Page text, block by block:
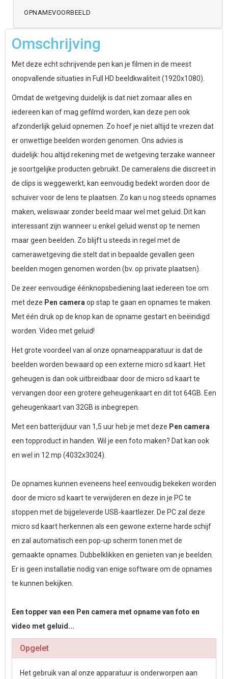
OPNAMEVOORBEELD
Omschrijving
Met deze echt schrijvende pen kan je filmen in de meest
onopvallende situaties in Full HD beeldkwaliteit (1920x1080).
Omdat de wetgeving duidelijk is dat niet zomaar alles en
iedereen kan of mag gefilmd worden, kan deze pen ook
afzonderlijk geluid opnemen. Zo hoef je niet altijd te vrezen dat
er onwettige beelden worden genomen. Ons advies is
duidelijk: hou altijd rekening met de wetgeving terzake wanneer
je soortgelijke producten gebruikt. De cameralens die discreet in
de clips is weggewerkt, kan eenvoudig bedekt worden door de
schuiver voor de lens te plaatsen. Zo kan u nog steeds opnames
maken, weliswaar zonder beeld maar wel met geluid. Dit kan
interessant zijn wanneer u enkel geluid wenst op te nemen
maar geen beelden. Zo blijft u steeds in regel met de
camerawetgeving die stelt dat in bepaalde gevallen geen
beelden mogen genomen worden (bv. op private plaatsen).
De zeer eenvoudige éénknopsbediening laat iedereen toe om
met deze Pen camera op stap te gaan en opnames te maken.
Met één druk op de knop kan de opname gestart en beëindigd
worden. Video met geluid!
Het grote voordeel van al onze opnameapparatuur is dat de
beelden worden bewaard op een externe micro sd kaart. Het
geheugen is dan ook uitbreidbaar door de micro sd kaart te
vervangen door een grotere geheugenkaart en dit tot 64GB. Een
geheugenkaart van 32GB is inbegrepen.
Met een batterijduur van 1,5 uur heb je met deze Pen camera
een topproduct in handen. Wil je een foto maken? Dat kan ook
en wel in 12 mp (4032x3024).
De opnames kunnen eveneens heel eenvoudig bekeken worden
door de micro sd kaart te verwijderen en deze in je PC te
stoppen met de bijgeleverde USB-kaartlezer. De PC zal deze
micro sd kaart herkennen als een gewone externe harde schijf
en zal automatisch een pop-up scherm tonen met de
gemaakte opnames. Dubbelklikken en genieten van je beelden.
Er is geen installatie nodig van enige software om de opnames
te kunnen bekijken.
Een topper van een Pen camera met opname van foto en
video met geluid...
Opgelet
Het gebruik van al onze apparatuur is onderworpen aan